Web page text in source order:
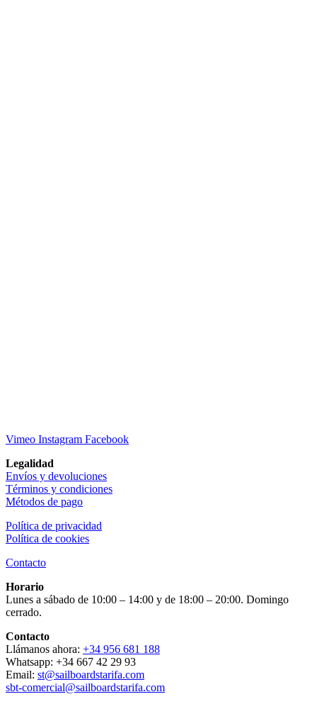
Vimeo Instagram Facebook
Legalidad
Envíos y devoluciones
Términos y condiciones
Métodos de pago
Política de privacidad
Política de cookies
Contacto
Horario
Lunes a sábado de 10:00 – 14:00 y de 18:00 – 20:00. Domingo
cerrado.
Contacto
Llámanos ahora: +34 956 681 188
Whatsapp: +34 667 42 29 93
Email: st@sailboardstarifa.com
sbt-comercial@sailboardstarifa.com